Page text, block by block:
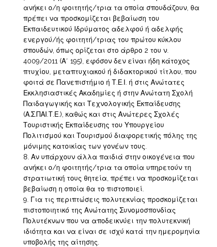
ανήκει ο/η φοιτητής/τρια τα οποία σπουδάζουν, θα
πρέπει να προσκομίζεται βεβαίωση του
Εκπαιδευτικού Ιδρύματος αδελφού ή αδελφής
ενεργού/ής φοιτητή/τριας του πρώτου κύκλου
σπουδών, όπως ορίζεται στο άρθρο 2 του ν.
4009/2011 (Α΄ 195), εφόσον δεν είναι ήδη κάτοχος
πτυχίου, μεταπτυχιακού ή διδακτορικού τίτλου, που
φοιτά σε Πανεπιστήμιο ή Τ.Ε.Ι. ή στις Ανώτατες
Εκκλησιαστικές Ακαδημίες ή στην Ανώτατη Σχολή
Παιδαγωγικής και Τεχνολογικής Εκπαίδευσης
(Α.Σ.ΠΑΙ.Τ.Ε.), καθώς και στις Ανώτερες Σχολές
Τουριστικής Εκπαίδευσης του Υπουργείου
Πολιτισμού και Τουρισμού διαφορετικής πόλης της
μόνιμης κατοικίας των γονέων τους.
Αν υπάρχουν άλλα παιδιά στην οικογένεια που
ανήκει ο/η φοιτητής/τρια τα οποία υπηρετούν τη
στρατιωτική τους θητεία, πρέπει να προσκομίζεται
βεβαίωση η οποία θα το πιστοποιεί.
Για τις περιπτώσεις πολυτεκνίας προσκομίζεται
πιστοποιητικό της Ανώτατης Συνομοσπονδίας
Πολυτέκνων που να αποδεικνύει την πολυτεκνική
ιδιότητα και να είναι σε ισχύ κατά την ημερομηνία
υποβολής της αίτησης.